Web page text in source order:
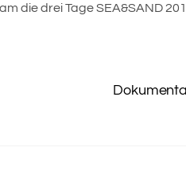
die drei Tage SEA&SAND